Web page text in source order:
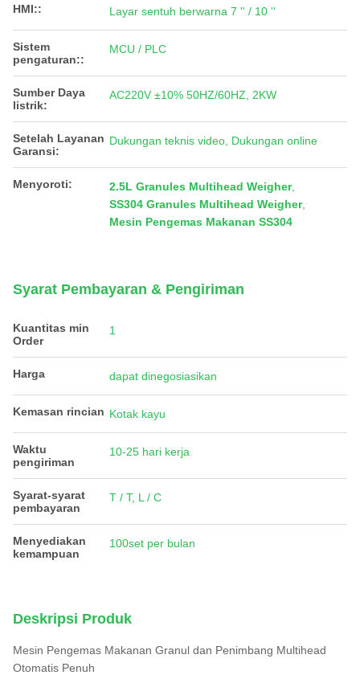
HMI:: Layar sentuh berwarna 7 '' / 10 ''
Sistem
pengaturan::
MCU / PLC
Sumber Daya
listrik:
AC220V ±10% 50HZ/60HZ, 2KW
Setelah Layanan
Garansi:
Dukungan teknis video, Dukungan online
Menyoroti: 2.5L Granules Multihead Weigher,
SS304 Granules Multihead Weigher,
Mesin Pengemas Makanan SS304
Syarat Pembayaran & Pengiriman
Kuantitas min
Order
1
Harga dapat dinegosiasikan
Kemasan rincian Kotak kayu
Waktu
pengiriman
10-25 hari kerja
Syarat-syarat
pembayaran
T / T, L / C
Menyediakan
kemampuan
100set per bulan
Deskripsi Produk
Mesin Pengemas Makanan Granul dan Penimbang Multihead
Otomatis Penuh